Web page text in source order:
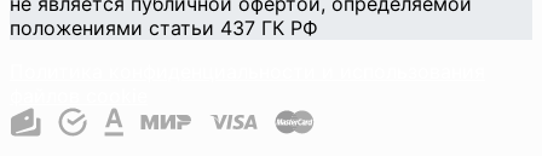
положениями статьи 437 ГК РФ